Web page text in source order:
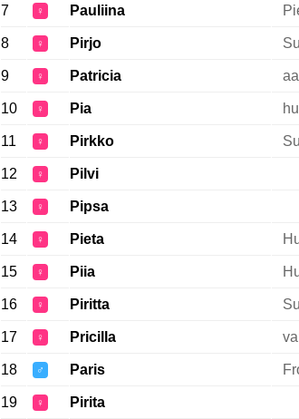
7 ♀ Pauliina
8 ♀ Pirjo
9 ♀ Patricia
10 ♀ Pia
11 ♀ Pirkko
12 ♀ Pilvi
13 ♀ Pipsa
14 ♀ Pieta
15 ♀ Piia
16 ♀ Piritta
17 ♀ Pricilla
18 ♂ Paris
19 ♀ Pirita